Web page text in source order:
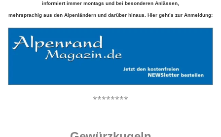
informiert immer montags und bei besonderen Anlässen,
mehrsprachig aus den Alpenländern und darüber hinaus. Hier geht’s zur Anmeldung:
********